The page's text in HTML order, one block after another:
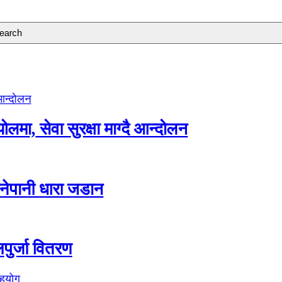
सेवा सुरक्षा माग्दै आन्दोलन
धारा जडान
वितरण